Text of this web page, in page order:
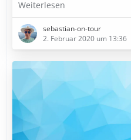
Weiterlesen
sebastian-on-tour
2. Februar 2020 um 13:36